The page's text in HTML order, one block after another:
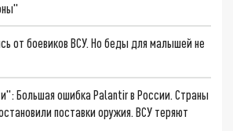
от боевиков ВСУ. Но беды для малышей не
Большая ошибка Palantir в России. Страны
поставки оружия. ВСУ теряют